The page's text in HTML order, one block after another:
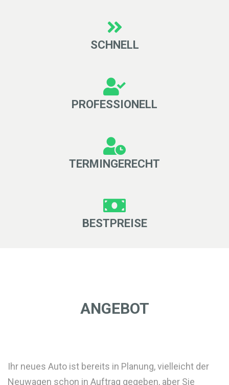
SCHNELL
PROFESSIONELL
TERMINGERECHT
BESTPREISE
ANGEBOT
Ihr neues Auto ist bereits in Planung, vielleicht der
Neuwagen schon in Auftrag gegeben, aber Sie